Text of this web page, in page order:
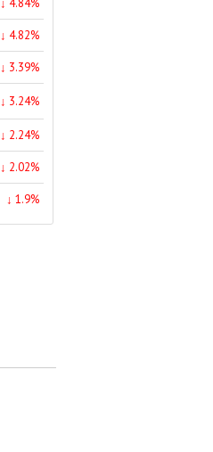
↓ 4.84%
↓ 4.82%
↓ 3.39%
↓ 3.24%
↓ 2.24%
↓ 2.02%
↓ 1.9%